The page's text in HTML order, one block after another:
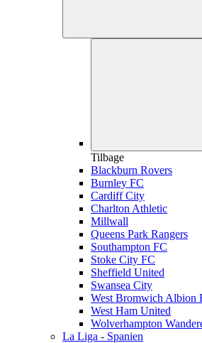
Tilbage
Blackburn Rovers
Burnley FC
Cardiff City
Charlton Athletic
Millwall
Queens Park Rangers
Southampton FC
Stoke City FC
Sheffield United
Swansea City
West Bromwich Albion
West Ham United
Wolverhampton
La Liga - Spanien